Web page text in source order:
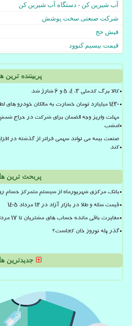
آب شیرین کن - دستگاه آب شیرین کن
شرکت صنعتی سخت پوشش
فیش حج
قیمت بیسیم کنوود
پربیننده ترین
کالا برگ کدملی 3، 4، 5 و 6 شارژ شد
۱۴۳۰ میلیارد تومان خسارت به مالکان خودرو های لطمه دیده جنگ پرداخت گردید
امشب
صنعت بیمه می تواند سهمی فراتر از گذشته در
کند
پربحث ترین ها
بانک مرکزی شهریورماه از سیستم متمرکز حسام
قیمت سکه و طلا در بازار آزاد در ۱۲ مرداد ۱۴۰۵
مغایرت باقی مانده حساب های مشتریان تا 17 مرداد رفع می شود
گذر پله نوروز خان کجاست؟
جدیدترین ها